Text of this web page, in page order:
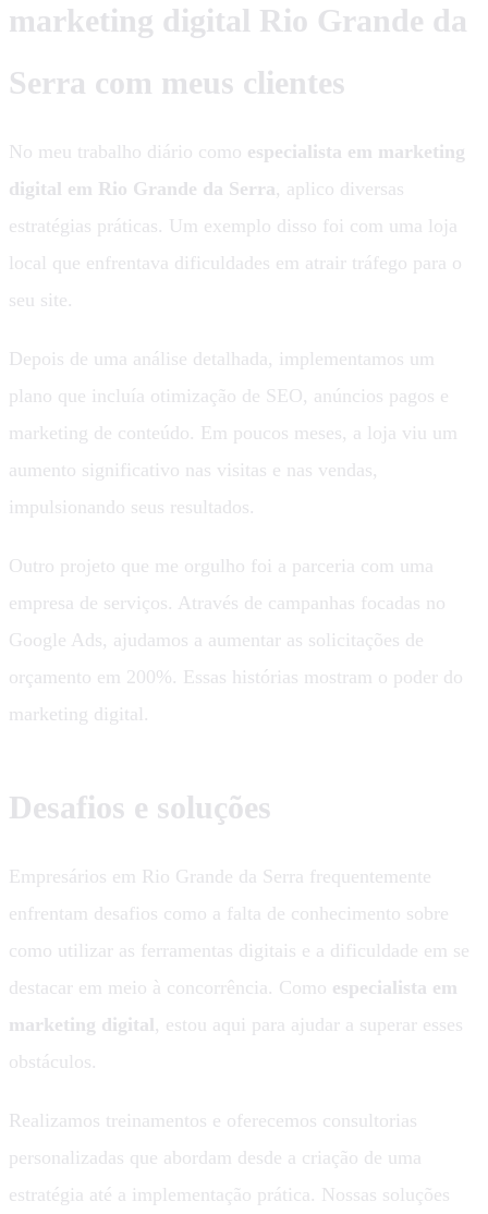
marketing digital Rio Grande da
Serra com meus clientes
No meu trabalho diário como especialista em marketing
digital em Rio Grande da Serra, aplico diversas
estratégias práticas. Um exemplo disso foi com uma loja
local que enfrentava dificuldades em atrair tráfego para o
seu site.
Depois de uma análise detalhada, implementamos um
plano que incluía otimização de SEO, anúncios pagos e
marketing de conteúdo. Em poucos meses, a loja viu um
aumento significativo nas visitas e nas vendas,
impulsionando seus resultados.
Outro projeto que me orgulho foi a parceria com uma
empresa de serviços. Através de campanhas focadas no
Google Ads, ajudamos a aumentar as solicitações de
orçamento em 200%. Essas histórias mostram o poder do
marketing digital.
Desafios e soluções
Empresários em Rio Grande da Serra frequentemente
enfrentam desafios como a falta de conhecimento sobre
como utilizar as ferramentas digitais e a dificuldade em se
destacar em meio à concorrência. Como especialista em
marketing digital , estou aqui para ajudar a superar esses
obstáculos.
Realizamos treinamentos e oferecemos consultorias
personalizadas que abordam desde a criação de uma
estratégia até a implementação prática. Nossas soluções